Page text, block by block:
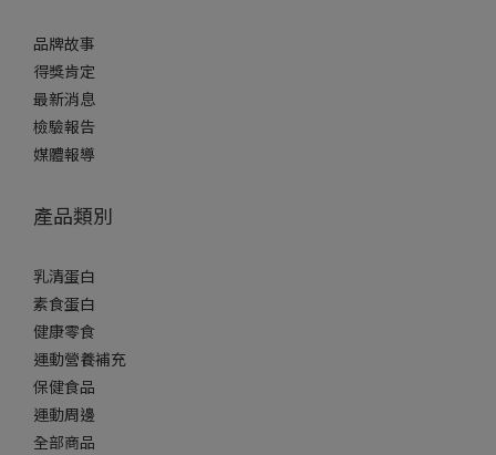
品牌故事
得獎肯定
最新消息
檢驗報告
媒體報導
產品類別
乳清蛋白
素食蛋白
健康零食
運動營養補充
保健食品
運動周邊
全部商品